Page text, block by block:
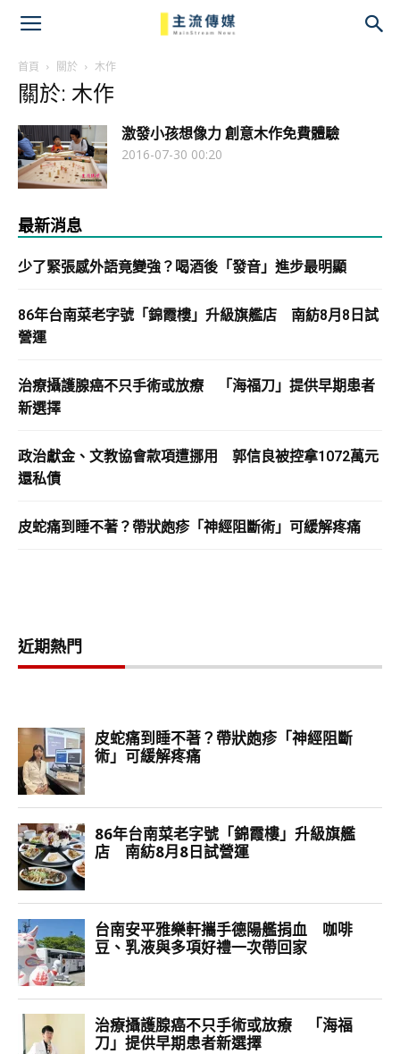
首頁 關於 木作
關於: 木作
激發小孩想像力 創意木作免費體驗
2016-07-30 00:20
最新消息
少了緊張感外語竟變強？喝酒後「發音」進步最明顯
86年台南菜老字號「錦霞樓」升級旗艦店 南紡8月8日試
營運
治療攝護腺癌不只手術或放療 「海福刀」提供早期患者
新選擇
政治獻金、文教協會款項遭挪用 郭信良被控拿1072萬元
還私債
皮蛇痛到睡不著？帶狀皰疹「神經阻斷術」可緩解疼痛
近期熱門